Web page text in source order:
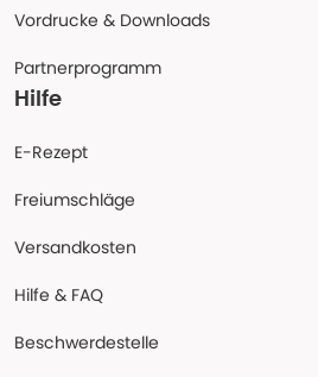
Vordrucke & Downloads
Partnerprogramm
Hilfe
E-Rezept
Freiumschläge
Versandkosten
Hilfe & FAQ
Beschwerdestelle